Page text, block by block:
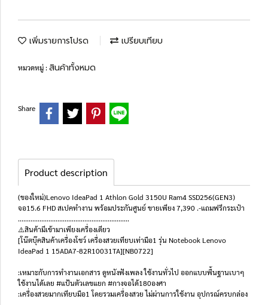
เพิ่มรายการโปรด เปรียบเทียบ
หมวดหมู่ :สินค้าทั้งหมด
Share
Product description
(ของใหม่)Lenovo IdeaPad 1 Athlon Gold 3150U Ram4 SSD256(GEN3)
จอ15.6 FHD สเปคทำงาน พร้อมประกันศูนย์ ขายเพียง 7,390 .-แถมฟรีกระเป๋า
..............................................................
⚠️สินค้ามีเข้ามาเพียงเครื่องเดียว
[โน๊ตบุ๊คสินค้าเครื่องโชว์ เครื่องสวยเทียบเท่ามือ1 รุ่น Notebook Lenovo
IdeaPad 1 15ADA7-82R10031TA][NB0722]
:เหมาะกับการทำงานเอกสาร ดูหนังฟังเพลง ใช้งานทั่วไป ออกแบบพื้นฐานเบาๆ
ใช้งานได้เลย #แป้นตัวเลขแยก #กางจอได้180องศา
:เครื่องสวยมากเทียบมือ1 โดยรวมเครื่องสวย ไม่ผ่านการใช้งาน อุปกรณ์ครบกล่อง